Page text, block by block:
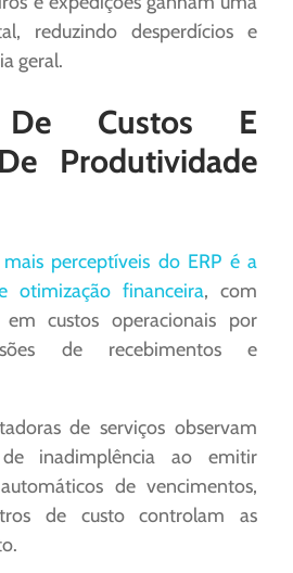
reduzindo desperdícios e
geral.
De Custos E
Produtividade
perceptíveis do ERP é a
otimização financeira, com
custos operacionais por
de recebimentos e
de serviços observam
inadimplência ao emitir
de vencimentos,
de custo controlam as